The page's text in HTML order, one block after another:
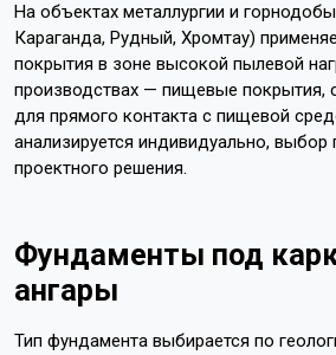
На объектах металлургии и
Караганда, Рудный, Хромтау)
покрытия в зоне высокой пылевой
производствах — пищевые покрытия,
для прямого контакта с пищевой
анализируется индивидуально,
проектного решения.
Фундаменты под
ангары
Тип фундамента выбирается по